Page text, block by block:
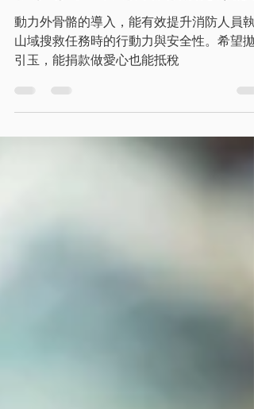
個人與企業捐款抵稅額度
動力外骨骼的導入，能有效提升消防人員執
山域搜救任務時的行動力與安全性。希望拋
引玉，能捐款做愛心也能抵稅